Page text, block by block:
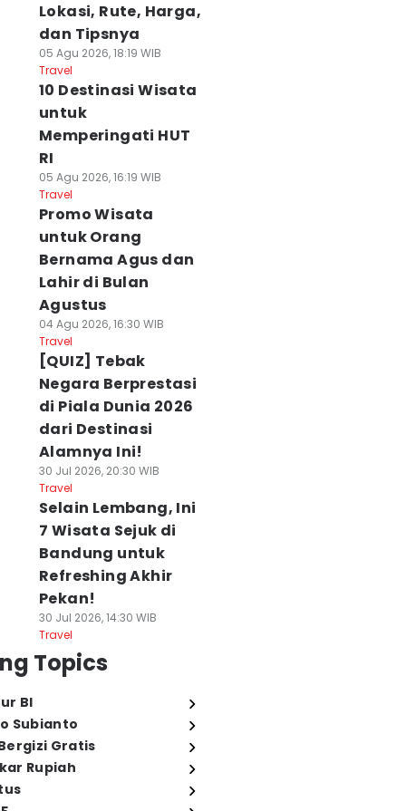
Lokasi, Rute, Harga,
dan Tipsnya
05 Agu 2026, 18:19 WIB
Travel
10 Destinasi Wisata
untuk
Memperingati HUT
RI
05 Agu 2026, 16:19 WIB
Travel
Promo Wisata
untuk Orang
Bernama Agus dan
Lahir di Bulan
Agustus
04 Agu 2026, 16:30 WIB
Travel
[QUIZ] Tebak
Negara Berprestasi
di Piala Dunia 2026
dari Destinasi
Alamnya Ini!
30 Jul 2026, 20:30 WIB
Travel
Selain Lembang, Ini
7 Wisata Sejuk di
Bandung untuk
Refreshing Akhir
Pekan!
30 Jul 2026, 14:30 WIB
Travel
Topics
BI
Subianto
Gratis
Rupiah